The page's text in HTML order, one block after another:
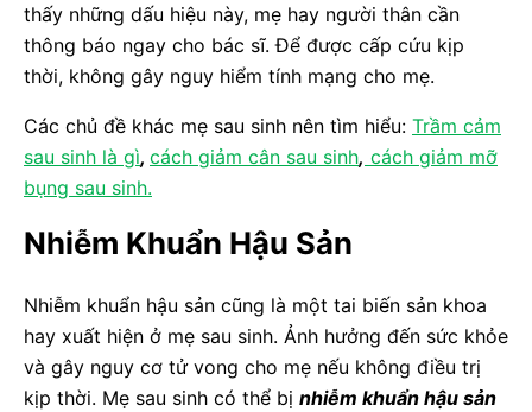
thấy những dấu hiệu này, mẹ hay người thân cần
thông báo ngay cho bác sĩ. Để được cấp cứu kịp
thời, không gây nguy hiểm tính mạng cho mẹ.
Các chủ đề khác mẹ sau sinh nên tìm hiểu: Trầm cảm
sau sinh là gì, cách giảm cân sau sinh, cách giảm mỡ
bụng sau sinh.
Nhiễm Khuẩn Hậu Sản
Nhiễm khuẩn hậu sản cũng là một tai biến sản khoa
hay xuất hiện ở mẹ sau sinh. Ảnh hưởng đến sức khỏe
và gây nguy cơ tử vong cho mẹ nếu không điều trị
kịp thời. Mẹ sau sinh có thể bị nhiễm khuẩn hậu sản